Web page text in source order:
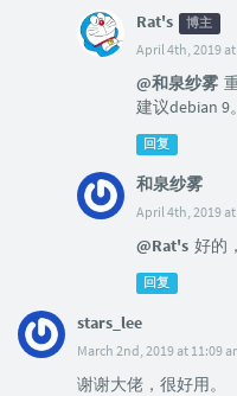
Rat's 博主
April 4th, 2019
@和泉纱雾
建议debian 9。
回复
和泉纱雾
April 4th, 2019
@Rat's 好的
回复
stars_lee
March 2nd, 2019 at 11:09
谢谢大佬，很好用。